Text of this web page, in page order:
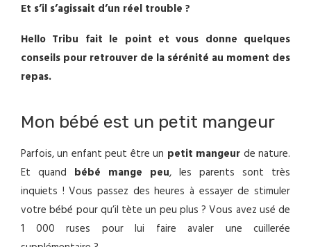
Et s’il s’agissait d’un réel trouble ?
Hello Tribu fait le point et vous donne quelques
conseils pour retrouver de la sérénité au moment des
repas.
Mon bébé est un petit mangeur
Parfois, un enfant peut être un petit mangeur de nature.
Et quand bébé mange peu, les parents sont très
inquiets ! Vous passez des heures à essayer de stimuler
votre bébé pour qu’il tète un peu plus ? Vous avez usé de
1 000 ruses pour lui faire avaler une cuillerée